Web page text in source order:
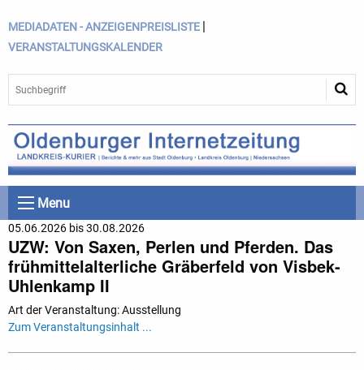
MEDIADATEN - ANZEIGENPREISLISTE |
VERANSTALTUNGSKALENDER
Menu
05.06.2026 bis 30.08.2026
UZW: Von Saxen, Perlen und Pferden. Das
frühmittelalterliche Gräberfeld von Visbek-
Uhlenkamp II
Art der Veranstaltung: Ausstellung
Zum Veranstaltungsinhalt ...